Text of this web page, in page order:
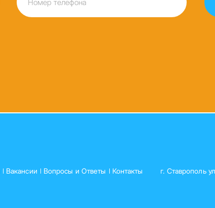
Вакансии Вопросы и Ответы Контакты г. Ставрополь